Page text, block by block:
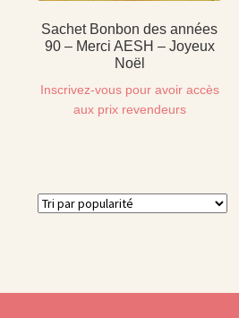
Sachet Bonbon des années
90 – Merci AESH – Joyeux
Noël
Inscrivez-vous pour avoir accès
aux prix revendeurs